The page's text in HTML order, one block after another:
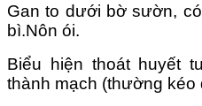
Gan to dưới bờ sườn,
bì.Nôn ói.
Biểu hiện thoát huyết
thành mạch (thường kéo